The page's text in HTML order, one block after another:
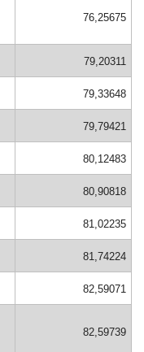
76,25675
79,20311
79,33648
79,79421
80,12483
80,90818
81,02235
81,74224
82,59071
82,59739